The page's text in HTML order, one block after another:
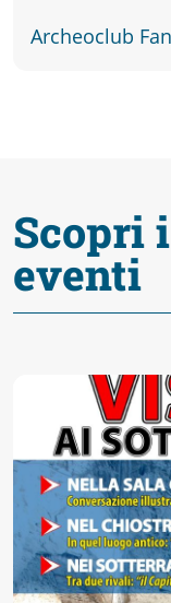
Fano
Archeoclub
Scopri
eventi